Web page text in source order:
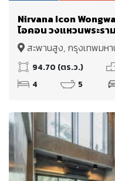
Nirvana Icon
ไอคอน วงแหวนพระรา
Wellington College
มหาวิทยาลัยนานาชา
สะพานสูง, กรุงเทพมห
94.70 (ตร.ว.)
4
5